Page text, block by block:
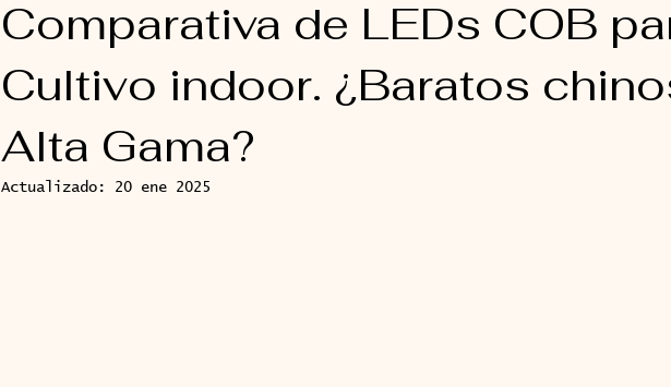
Comparativa de LEDs COB
Cultivo indoor. ¿Baratos
Alta Gama?
Actualizado: 20 ene 2025